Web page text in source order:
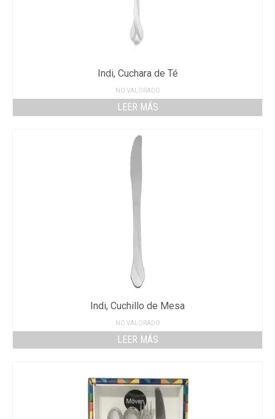
Indi, Cuchara de Té
NO VALORADO
LEER MÁS
Indi, Cuchillo de Mesa
NO VALORADO
LEER MÁS